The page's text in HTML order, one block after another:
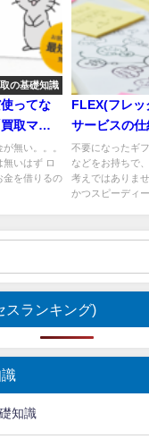
の基礎知識
ってな
取マウ
無い。。。
いはず ロ
金を借りるの
FLEX(フレッ
サービスの
解説
不要になったギ
などをお持ちで
考えではありま
かつスピーディ
スランキング)
知識